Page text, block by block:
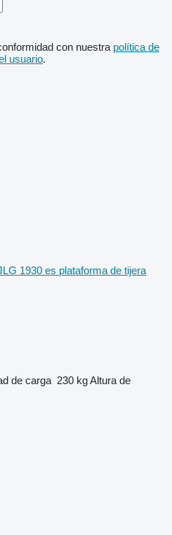
con nuestra política de
usuario.
1930 es plataforma de tijera
de carga 230 kgAltura de